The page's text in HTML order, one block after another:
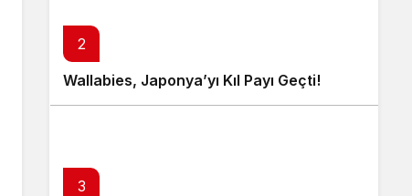
2
Wallabies, Japonya’yı Kıl Payı Geçti!
3